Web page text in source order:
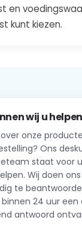
en
kunt kiezen.
wij u
onze
Ons
staat voor
Wij doen
te
24 uur een
antwoord